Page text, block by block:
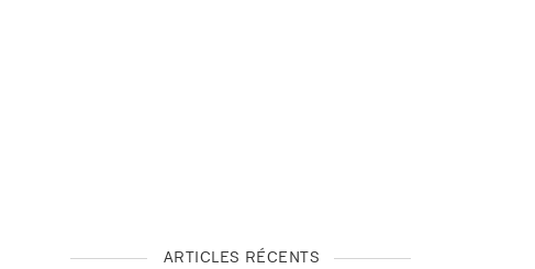
ARTICLES RÉCENTS